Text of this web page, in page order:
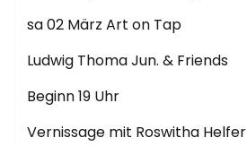
sa 02 März Art on Tap
Ludwig Thoma Jun. & Friends
Beginn 19 Uhr
Vernissage mit Roswitha Helfer